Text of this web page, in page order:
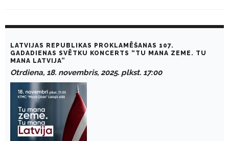
N
o
LATVIJAS REPUBLIKAS PROKLAMĒŠANAS 107.
GADADIENAS SVĒTKU KONCERTS “TU MANA ZEME. TU
MANA LATVIJA”
Otrdiena, 18. novembris, 2025. plkst. 17:00